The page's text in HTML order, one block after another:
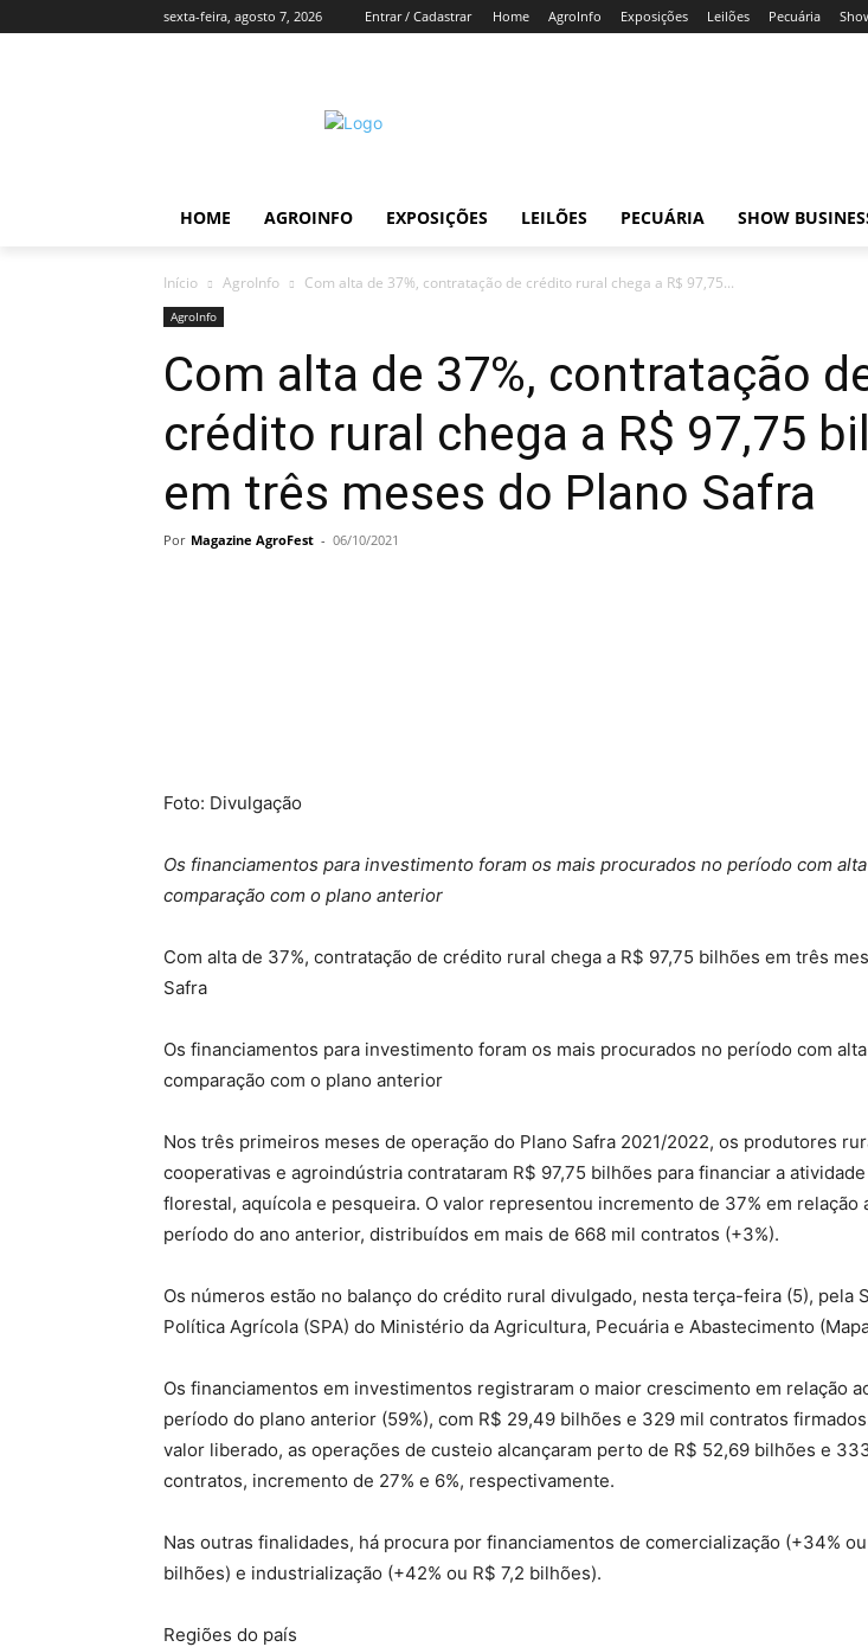
sexta-feira, agosto 7, 2026 Entrar / Cadastrar Home AgroInfo Exposições Leilões Pecuária
HOME AGROINFO EXPOSIÇÕES LEILÕES PECUÁRIA SHOW
Início AgroInfo Com alta de 37%, contratação de crédito rural chega a R$ 97,75...
AgroInfo
Com alta de 37%, contratação
crédito rural chega a R$ 97,75
em três meses do Plano Safra
Por Magazine AgroFest - 06/10/2021
Foto: Divulgação
Os financiamentos para investimento foram os mais procurados no período com
comparação com o plano anterior
Com alta de 37%, contratação de crédito rural chega a R$ 97,75 bilhões em três
Safra
Os financiamentos para investimento foram os mais procurados no período com
comparação com o plano anterior
Nos três primeiros meses de operação do Plano Safra 2021/2022, os produtores
cooperativas e agroindústria contrataram R$ 97,75 bilhões para financiar a
florestal, aquícola e pesqueira. O valor representou incremento de 37% em relação
período do ano anterior, distribuídos em mais de 668 mil contratos (+3%).
Os números estão no balanço do crédito rural divulgado, nesta terça-feira (5), pela
Política Agrícola (SPA) do Ministério da Agricultura, Pecuária e Abastecimento
Os financiamentos em investimentos registraram o maior crescimento em relação
período do plano anterior (59%), com R$ 29,49 bilhões e 329 mil contratos
valor liberado, as operações de custeio alcançaram perto de R$ 52,69 bilhões e
contratos, incremento de 27% e 6%, respectivamente.
Nas outras finalidades, há procura por financiamentos de comercialização (+34%
bilhões) e industrialização (+42% ou R$ 7,2 bilhões).
Regiões do país